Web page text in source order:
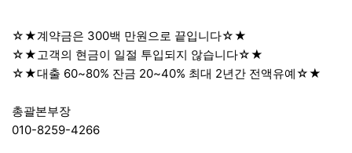
☆★계약금은 300백 만원으로 끝입니다☆★
☆★고객의 현금이 일절 투입되지 않습니다☆★
☆★대출 60~80% 잔금 20~40% 최대 2년간 전액유예☆★
총괄본부장
010-8259-4266